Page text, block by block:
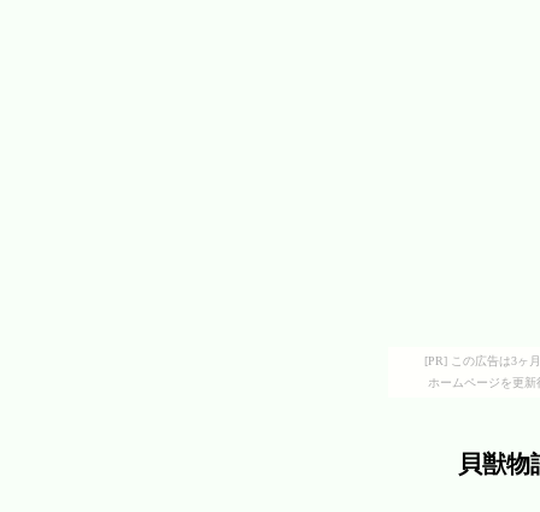
[PR] この広告は3ヶ
ホームページを更
貝獣